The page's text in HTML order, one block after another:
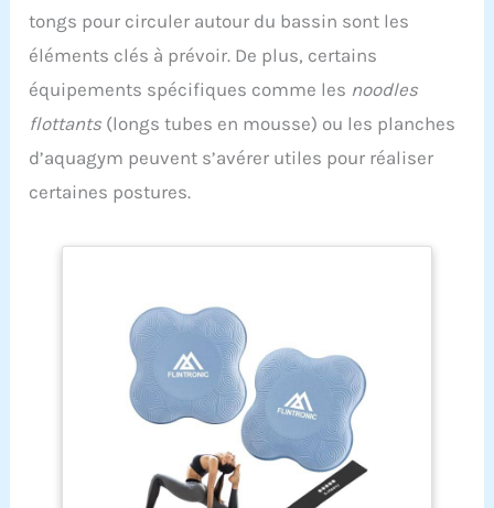
tongs pour circuler autour du bassin sont les
éléments clés à prévoir. De plus, certains
équipements spécifiques comme les noodles
flottants (longs tubes en mousse) ou les planches
d’aquagym peuvent s’avérer utiles pour réaliser
certaines postures.